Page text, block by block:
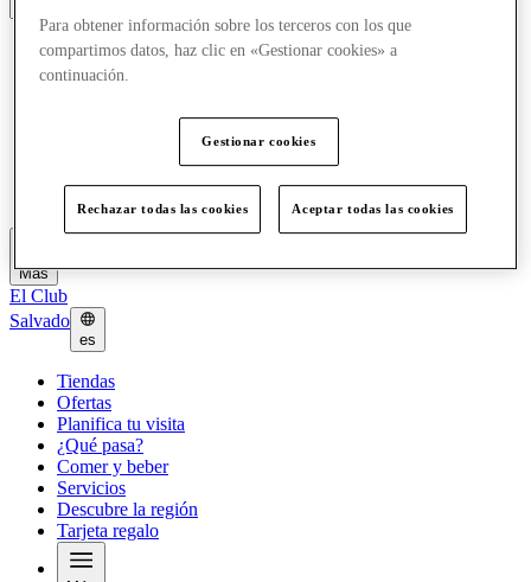
Tiendas
Ofertas
Más
El Club
Salvado
es
Tiendas
Ofertas
Planifica tu visita
¿Qué pasa?
Comer y beber
Servicios
Descubre la región
Tarjeta regalo
Para obtener información sobre los terceros con los que
compartimos datos, haz clic en «Gestionar cookies» a
continuación.
Gestionar cookies
Rechazar todas las cookies Aceptar todas las cookies